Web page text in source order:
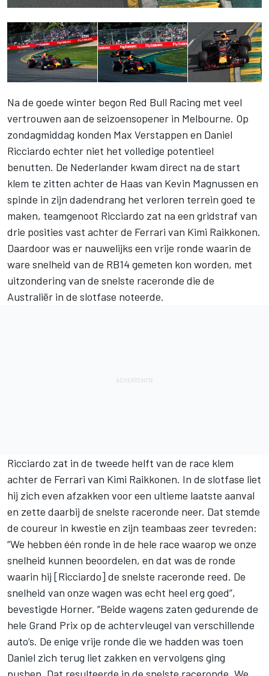
Na de goede winter begon Red Bull Racing met veel
vertrouwen aan de seizoensopener in Melbourne. Op
zondagmiddag konden Max Verstappen en Daniel
Ricciardo echter niet het volledige potentieel
benutten. De Nederlander kwam direct na de start
klem te zitten achter de Haas van Kevin Magnussen en
spinde in zijn dadendrang het verloren terrein goed te
maken, teamgenoot Ricciardo zat na een gridstraf van
drie posities vast achter de Ferrari van Kimi Raikkonen.
Daardoor was er nauwelijks een vrije ronde waarin de
ware snelheid van de RB14 gemeten kon worden, met
uitzondering van de snelste raceronde die de
Australiër in de slotfase noteerde.
Ricciardo zat in de tweede helft van de race klem
achter de Ferrari van Kimi Raikkonen. In de slotfase liet
hij zich even afzakken voor een ultieme laatste aanval
en zette daarbij de snelste raceronde neer. Dat stemde
de coureur in kwestie en zijn teambaas zeer tevreden:
“We hebben één ronde in de hele race waarop we onze
snelheid kunnen beoordelen, en dat was de ronde
waarin hij [Ricciardo] de snelste raceronde reed. De
snelheid van onze wagen was echt heel erg goed”,
bevestigde Horner. “Beide wagens zaten gedurende de
hele Grand Prix op de achtervleugel van verschillende
auto’s. De enige vrije ronde die we hadden was toen
Daniel zich terug liet zakken en vervolgens ging